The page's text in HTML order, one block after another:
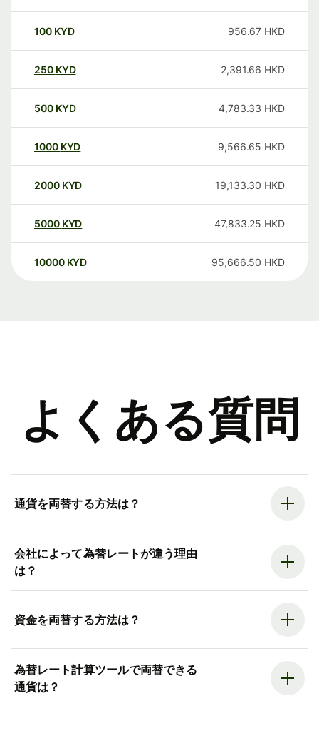
100 KYD 956.67 HKD
250 KYD 2,391.66 HKD
500 KYD 4,783.33 HKD
1000 KYD 9,566.65 HKD
2000 KYD 19,133.30 HKD
5000 KYD 47,833.25 HKD
10000 KYD 95,666.50 HKD
よくある質問
通貨を両替する方法は？
会社によって為替レートが違う理由
は？
資金を両替する方法は？
為替レート計算ツールで両替できる
通貨は？